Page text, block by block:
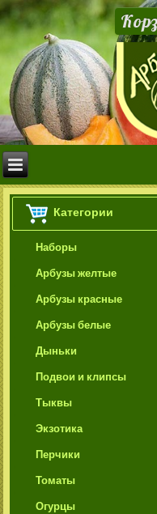
Категории
Наборы
Арбузы желтые
Арбузы красные
Арбузы белые
Дыньки
Подвои и клипсы
Тыквы
Экзотика
Перчики
Томаты
Огурцы